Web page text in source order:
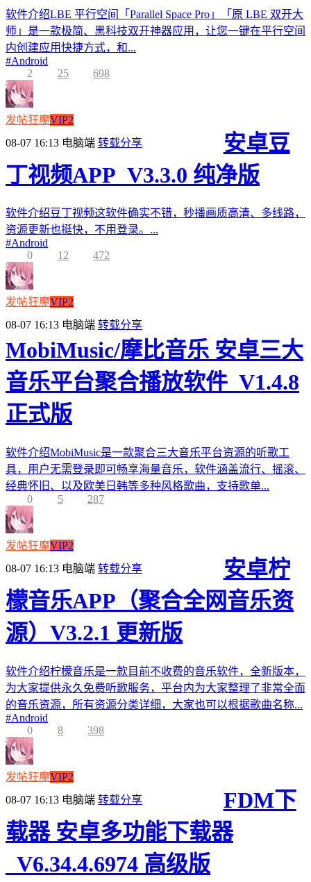
软件介绍LBE 平行空间「Parallel Space Pro」「原 LBE 双开大
师」是一款极简、黑科技双开神器应用，让您一键在平行空间
内创建应用快捷方式，和...
#Android
2
25 698
发帖狂魔VIP2
08-07 16:13 电脑端 转载分享
安卓豆
丁视频APP_V3.3.0 纯净版
软件介绍豆丁视频这软件确实不错，秒播画质高清、多线路，
资源更新也挺快，不用登录。...
#Android
0
12 472
发帖狂魔VIP2
08-07 16:13 电脑端 转载分享
MobiMusic/摩比音乐 安卓三大
音乐平台聚合播放软件_V1.4.8
正式版
软件介绍MobiMusic是一款聚合三大音乐平台资源的听歌工
具，用户无需登录即可畅享海量音乐，软件涵盖流行、摇滚、
经典怀旧、以及欧美日韩等多种风格歌曲，支持歌单...
0
5 287
发帖狂魔VIP2
08-07 16:13 电脑端 转载分享
安卓柠
檬音乐APP（聚合全网音乐资
源）V3.2.1 更新版
软件介绍柠檬音乐是一款目前不收费的音乐软件，全新版本，
为大家提供永久免费听歌服务，平台内为大家整理了非常全面
的音乐资源，所有资源分类详细，大家也可以根据歌曲名称...
#Android
0
8 398
发帖狂魔VIP2
08-07 16:13 电脑端 转载分享
FDM下
载器 安卓多功能下载器
_V6.34.4.6974 高级版